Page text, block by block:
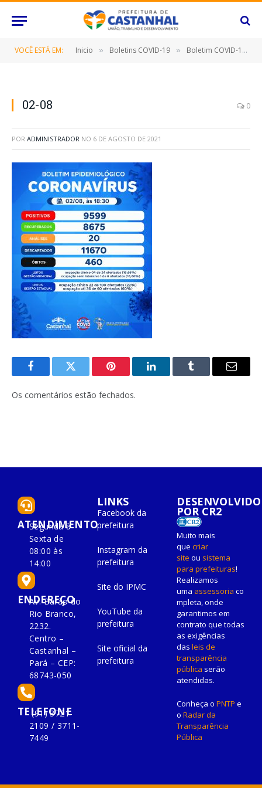
VOCÊ ESTÁ EM: Inicio » Boletins COVID-19 » Boletim COVID-19 (02/08/2021)
02-08 0
POR ADMINISTRADOR NO 6 DE AGOSTO DE 2021
FacebookTwitter Pinterest O
Tumblr
E-
Os comentários estão fechados.
ATENDIMENTO
Segunda à
Sexta de
08:00 às
14:00
ENDEREÇO
Av. Barão do
Rio Branco,
2232.
Centro –
Castanhal –
Pará – CEP:
68743-050
TELEFONE
(91) 3721-
2109 / 3711-
7449
LINKS
Facebook da
prefeitura
Instagram da
prefeitura
Site do IPMC
YouTube da
prefeitura
Site oficial da
prefeitura
DESENVOLVIDO
POR CR2
Muito mais
que criar
site ou sistema
para prefeituras!
Realizamos
uma assessoria co
mpleta, onde
garantimos em
contrato que todas
as exigências
das leis de
transparência
pública serão
atendidas.
Conheça o PNTP e
o Radar da
Transparência
Pública